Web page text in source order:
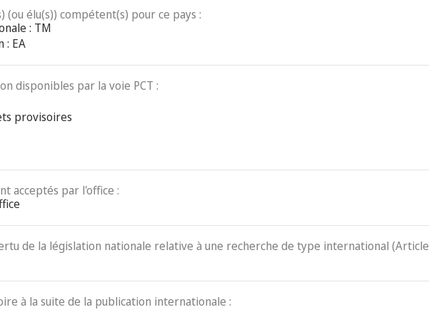
(ou élu(s)) compétent(s) pour ce pays :
: TM
: EA
disponibles par la voie PCT :
provisoires
acceptés par l'office :
de la législation nationale relative à une recherche de type international (Article
à la suite de la publication internationale :